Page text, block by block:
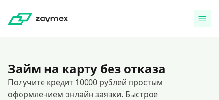
Займ на карту без отказа
Получите кредит 10000 рублей простым
оформлением онлайн заявки. Быстрое